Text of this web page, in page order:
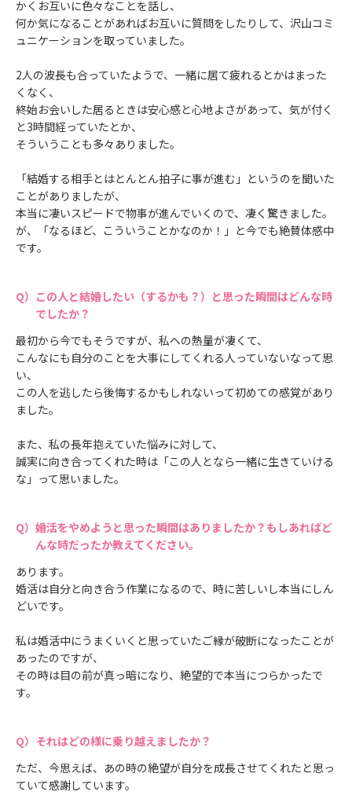
かくお互いに色々なことを話し、
何か気になることがあればお互いに質問をしたりして、沢山コミ
ュニケーションを取っていました。
2人の波長も合っていたようで、一緒に居て疲れるとかはまった
くなく、
終始お会いした居るときは安心感と心地よさがあって、気が付く
と3時間経っていたとか、
そういうことも多々ありました。
「結婚する相手とはとんとん拍子に事が進む」というのを聞いた
ことがありましたが、
本当に凄いスピードで物事が進んでいくので、凄く驚きました。
が、「なるほど、こういうことかなのか！」と今でも絶賛体感中
です。
この人と結婚したい（するかも？）と思った瞬間はどんな時
でしたか？
最初から今でもそうですが、私への熱量が凄くて、
こんなにも自分のことを大事にしてくれる人っていないなって思
い、
この人を逃したら後悔するかもしれないって初めての感覚があり
ました。
また、私の長年抱えていた悩みに対して、
誠実に向き合ってくれた時は「この人となら一緒に生きていける
な」って思いました。
婚活をやめようと思った瞬間はありましたか？もしあればど
んな時だったか教えてください。
あります。
婚活は自分と向き合う作業になるので、時に苦しいし本当にしん
どいです。
私は婚活中にうまくいくと思っていたご縁が破断になったことが
あったのですが、
その時は目の前が真っ暗になり、絶望的で本当につらかったで
す。
それはどの様に乗り越えましたか？
ただ、今思えば、あの時の絶望が自分を成長させてくれたと思っ
ていて感謝しています。